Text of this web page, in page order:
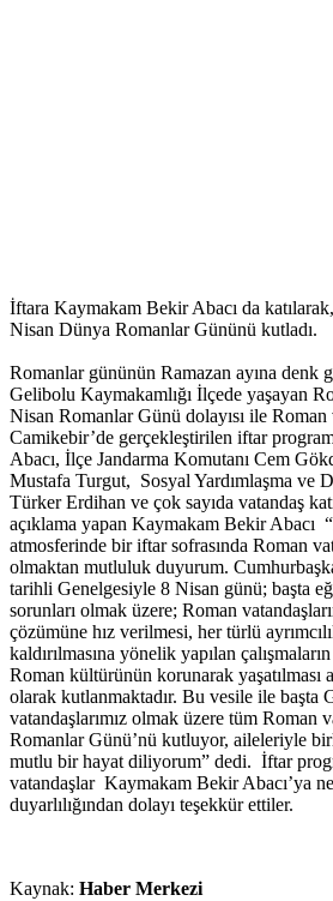
İftara Kaymakam Bekir Abacı da
Nisan Dünya Romanlar Gününü kutladı.
Romanlar gününün Ramazan ayına denk
Gelibolu Kaymakamlığı İlçede yaşayan
Nisan Romanlar Günü dolayısı ile Roman
Camikebir’de gerçekleştirilen iftar
Abacı, İlçe Jandarma Komutanı Cem
Mustafa Turgut, Sosyal Yardımlaşma ve
Türker Erdihan ve çok sayıda vatandaş
açıklama yapan Kaymakam Bekir Abacı
atmosferinde bir iftar sofrasında Roman
olmaktan mutluluk duyurum.
tarihli Genelgesiyle 8 Nisan günü; başta
sorunları olmak üzere; Roman
çözümüne hız verilmesi, her türlü
kaldırılmasına yönelik yapılan
Roman kültürünün korunarak yaşatılması
olarak kutlanmaktadır. Bu vesile ile başta
vatandaşlarımız olmak üzere tüm Roman
Romanlar Günü’nü kutluyor, aileleriyle
mutlu bir hayat diliyorum” dedi. İftar
vatandaşlar Kaymakam Bekir Abacı’ya
duyarlılığından dolayı teşekkür ettiler.
Kaynak: Haber Merkezi